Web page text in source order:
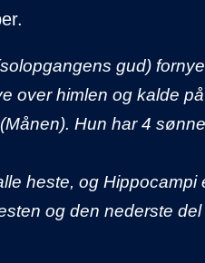
gud)
over himlen og kalde
Hun har 4
heste, og Hippocampi
og den nederste